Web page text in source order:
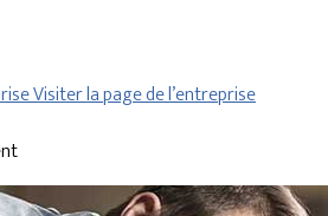
Visiter la page de l’entreprise